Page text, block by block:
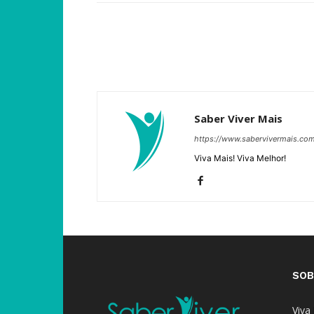
Saber Viver Mais
https://www.sabervivermais.com
Viva Mais! Viva Melhor!
Viva